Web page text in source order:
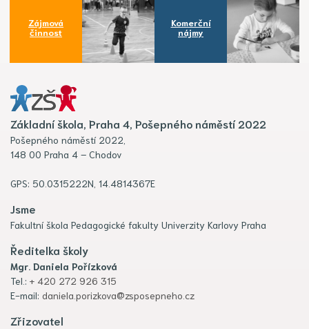
Zájmová
činnost
Komerční
nájmy
Základní škola, Praha 4, Pošepného náměstí 2022
Pošepného náměstí 2022,
148 00 Praha 4 – Chodov
GPS: 50.0315222N, 14.4814367E
Jsme
Fakultní škola Pedagogické fakulty Univerzity Karlovy Praha
Ředitelka školy
Mgr. Daniela Pořízková
Tel.: + 420 272 926 315
E-mail: daniela.porizkova@zsposepneho.cz
Zřizovatel